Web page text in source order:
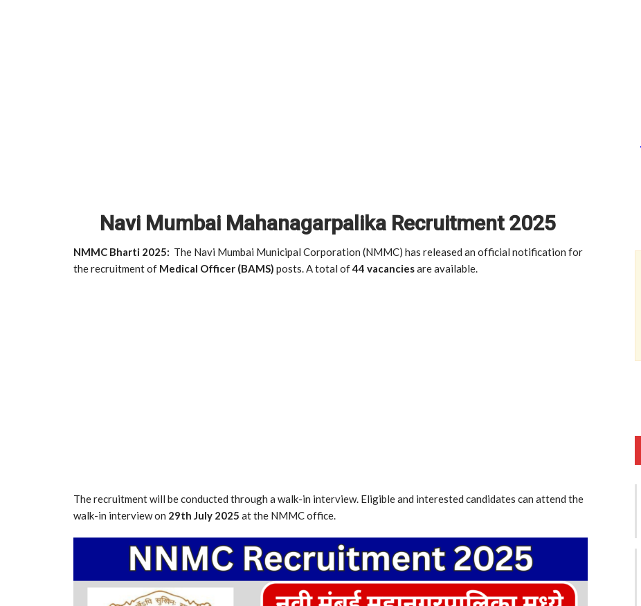
Navi Mumbai Mahanagarpalika Recruitment 2025
NMMC Bharti 2025: The Navi Mumbai Municipal Corporation (NMMC) has released an official notification for
the recruitment of Medical Officer (BAMS) posts. A total of44 vacanciesare available.
The recruitment will be conducted through a walk-in interview. Eligible and interested candidates can attend the
walk-in interview on 29th July 2025 at the NMMC office.